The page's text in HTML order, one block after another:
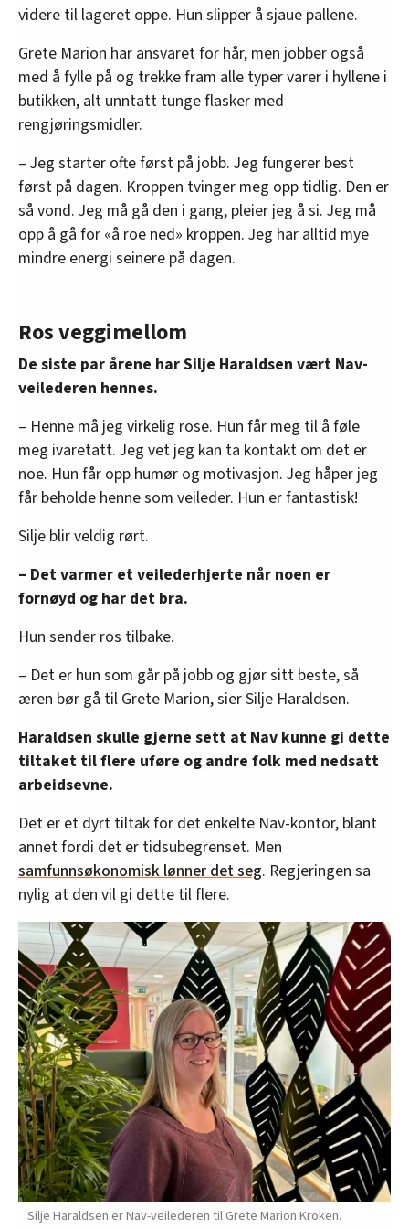
innenfor analyse og annonsering. Disse er angitt i
oversikten lengre ned på denne siden.
videre til lageret oppe. Hun slipper å sjaue pallene.
Grete Marion har ansvaret for hår, men jobber også
med å fylle på og trekke fram alle typer varer i hyllene i
butikken, alt unntatt tunge flasker med
rengjøringsmidler.
– Jeg starter ofte først på jobb. Jeg fungerer best
først på dagen. Kroppen tvinger meg opp tidlig. Den er
så vond. Jeg må gå den i gang, pleier jeg å si. Jeg må
opp å gå for «å roe ned» kroppen. Jeg har alltid mye
mindre energi seinere på dagen.
Ros veggimellom
De siste par årene har Silje Haraldsen vært Nav-
veilederen hennes.
– Henne må jeg virkelig rose. Hun får meg til å føle
meg ivaretatt. Jeg vet jeg kan ta kontakt om det er
noe. Hun får opp humør og motivasjon. Jeg håper jeg
får beholde henne som veileder. Hun er fantastisk!
Silje blir veldig rørt.
– Det varmer et veilederhjerte når noen er
fornøyd og har det bra.
Hun sender ros tilbake.
– Det er hun som går på jobb og gjør sitt beste, så
æren bør gå til Grete Marion, sier Silje Haraldsen.
Haraldsen skulle gjerne sett at Nav kunne gi dette
tiltaket til flere uføre og andre folk med nedsatt
arbeidsevne.
Det er et dyrt tiltak for det enkelte Nav-kontor, blant
annet fordi det er tidsubegrenset. Men
samfunnsøkonomisk lønner det seg. Regjeringen sa
nylig at den vil gi dette til flere.
Silje Haraldsen er Nav-veilederen til Grete Marion Kroken.